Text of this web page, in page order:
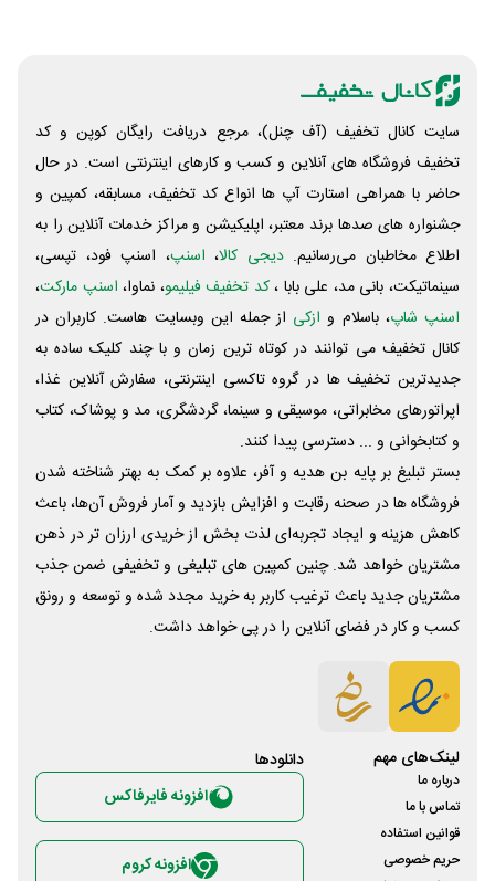
سایت کانال تخفیف (آف چنل)، مرجع دریافت رایگان کوپن و کد
تخفیف فروشگاه های آنلاین و کسب و‌ کارهای اینترنتی است. در حال
حاضر با همراهی استارت آپ ها انواع کد تخفیف، مسابقه، کمپین و
جشنواره های صدها برند معتبر، اپلیکیشن و مراکز خدمات آنلاین را به
اطلاع مخاطبان می‌رسانیم. دیجی کالا، اسنپ، اسنپ فود، تپسی،
سینماتیکت، بانی مد، علی‌ بابا ،کد تخفیف فیلیمو، نماوا، اسنپ مارکت،
اسنپ شاپ، باسلام و ازکی از جمله این وبسایت ‌هاست. کاربران در
کانال تخفیف می توانند در کوتاه ترین زمان و با چند کلیک ساده به
جدیدترین تخفیف ها در گروه تاکسی اینترنتی، سفارش آنلاین غذا،
اپراتورهای مخابراتی، موسیقی و سینما، گردشگری، مد و پوشاک، کتاب
و کتابخوانی و ... دسترسی پیدا کنند.
بستر تبلیغ بر پایه بن هدیه و آفر، علاوه بر کمک به بهتر شناخته شدن
فروشگاه ها در صحنه رقابت و افزایش بازدید و آمار فروش آن‌ها، باعث
کاهش هزینه و ایجاد تجربه‌ای لذت بخش از خریدی ارزان تر در ذهن
مشتریان خواهد شد. چنین کمپین های تبلیغی و تخفیفی ضمن جذب
مشتریان جدید باعث ترغیب کاربر به خرید مجدد شده و توسعه و رونق
کسب و کار در فضای آنلاین را در پی خواهد داشت.
لینک‌های مهم
درباره ما
تماس با ما
قوانین استفاده
حریم خصوصی
دانلود‌ها
افزونه فایرفاکس
افزونه کروم